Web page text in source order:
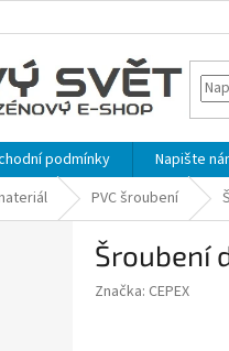
podmínky Napište
PVC šroubení
Šroubení
Značka: CEPEX